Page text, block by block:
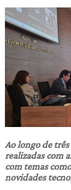
Ao longo de
realizadas com
com temas
novidades